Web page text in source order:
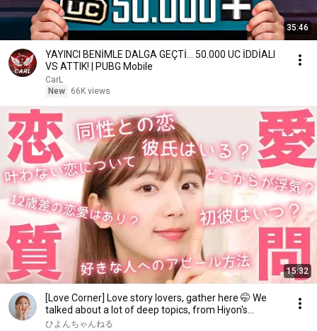
35:46
YAYINCI BENİMLE DALGA GEÇTİ... 50.000 UC İDDİALI
VS ATTIK! | PUBG Mobile
CarL
New
66K views
15:32
[Love Corner] Love story lovers, gather here 🤭 We
talked about a lot of deep topics, from Hiyon's...
ひよんちゃんねる